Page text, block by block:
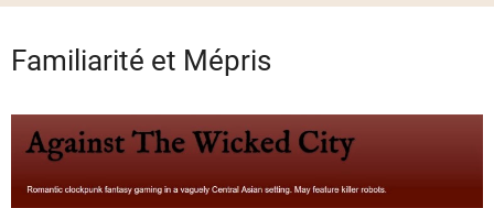
Familiarité et Mépris